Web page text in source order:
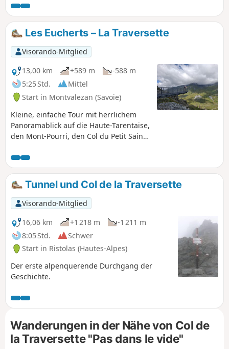
dieser Wanderung. Sehr schöne
Aussicht auf die Quellen des Po vom
Sentier du Postier aus.
Les Eucherts – La Traversette
Visorando-Mitglied
13,00 km
+589 m
-588 m
5:25 Std.
Mittel
Start in Montvalezan (Savoie)
Kleine, einfache Tour mit herrlichem
Panoramablick auf die Haute-Tarentaise,
den Mont-Pourri, den Col du Petit Saint-
mehr.
Tunnel und Col de la Traversette
Visorando-Mitglied
16,06 km
+1 218 m
-1 211 m
8:05 Std.
Schwer
Start in Ristolas (Hautes-Alpes)
Der erste alpenquerende Durchgang der
Geschichte.
Wanderungen in der Nähe von Col de
la Traversette "Pas dans le vide"